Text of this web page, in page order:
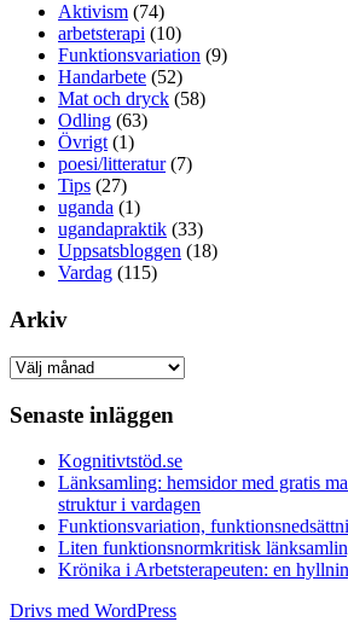
Aktivism (74)
arbetsterapi (10)
Funktionsvariation (9)
Handarbete (52)
Mat och dryck (58)
Odling (63)
Övrigt(1)
poesi/litteratur(7)
Tips (27)
uganda (1)
ugandapraktik (33)
Uppsatsbloggen (18)
Vardag (115)
Arkiv
Arkiv
Senaste inläggen
Kognitivtstöd.se
Länksamling: hemsidor med gratis
struktur i vardagen
Funktionsvariation,
Liten funktionsnormkritisk
Krönika i Arbetsterapeuten: en
Drivs med WordPress